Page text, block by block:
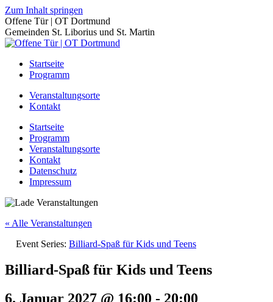
Zum Inhalt springen
Offene Tür | OT Dortmund
Gemeinden St. Liborius und St. Martin
Startseite
Programm
Veranstaltungsorte
Kontakt
Startseite
Programm
Veranstaltungsorte
Kontakt
Datenschutz
Impressum
« Alle Veranstaltungen
Event Series: Billiard-Spaß für Kids und Teens
Billiard-Spaß für Kids und Teens
6. Januar 2027 @ 16:00 - 20:00